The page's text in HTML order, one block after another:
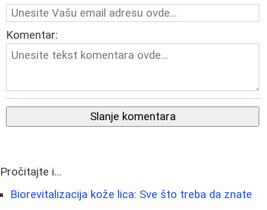
Komentar:
Slanje komentara
Pročitajte i...
Biorevitalizacija kože lica: Sve što treba da znate